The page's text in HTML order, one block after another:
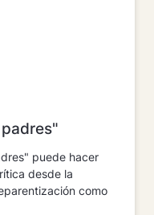
puede hacer
desde la
como